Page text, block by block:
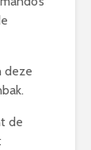
deze
de